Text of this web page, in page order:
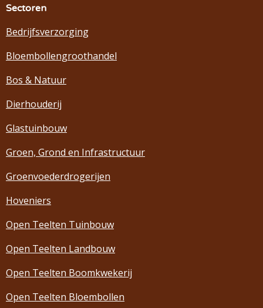
Sectoren
Bedrijfsverzorging
Bloembollengroothandel
Bos & Natuur
Dierhouderij
Glastuinbouw
Groen, Grond en Infrastructuur
Groenvoederdrogerijen
Hoveniers
Open Teelten Tuinbouw
Open Teelten Landbouw
Open Teelten Boomkwekerij
Open Teelten Bloembollen